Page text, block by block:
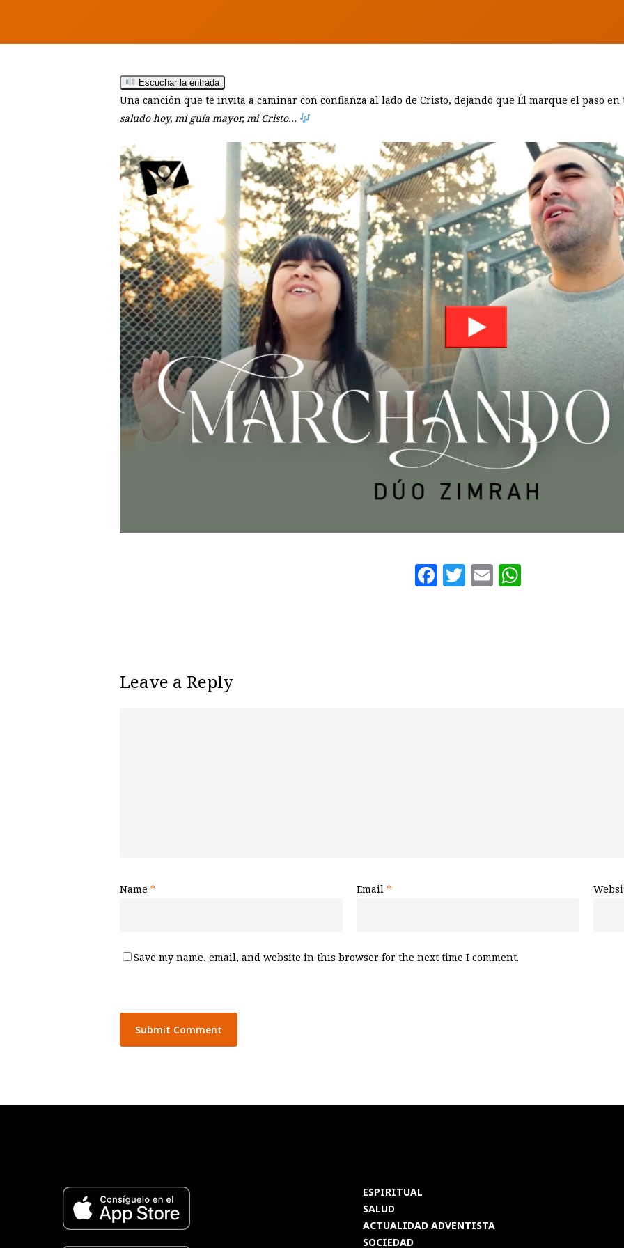
Escuchar la entrada
Una canción que te invita a caminar con confianza al lado de Cristo, dejando que Él marque el paso
saludo hoy, mi guía mayor, mi Cristo…
Facebook
Twitter
Email
Leave a Reply
Name * Email *
Save my name, email, and website in this browser for the next time I comment.
ESPIRITUAL
SALUD
ACTUALIDAD ADVENTISTA
SOCIEDAD